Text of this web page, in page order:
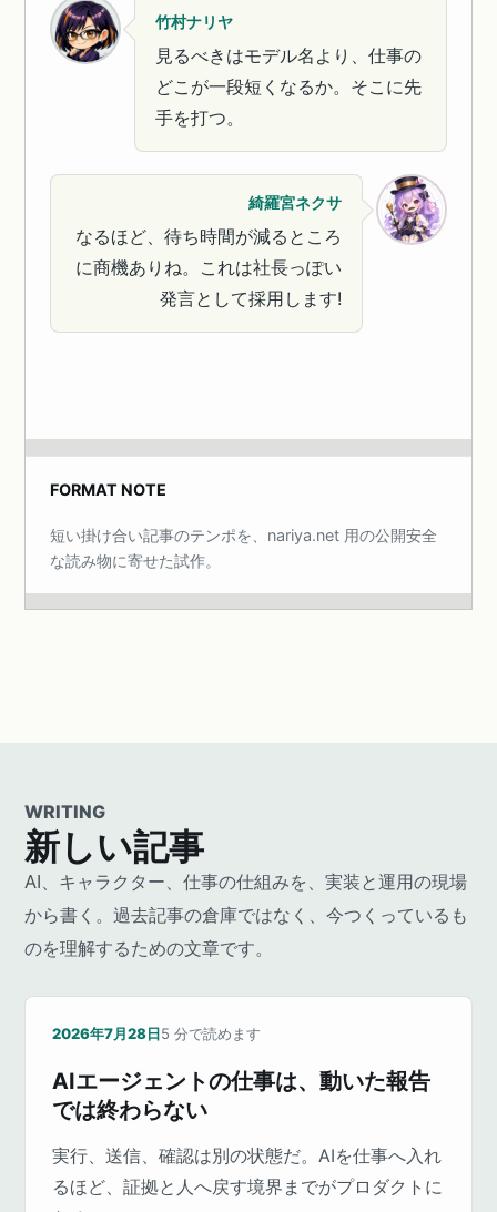
竹村ナリヤ
見るべきはモデル名より、仕事の
どこが一段短くなるか。そこに先
手を打つ。
綺羅宮ネクサ
なるほど、待ち時間が減るところ
に商機ありね。これは社長っぽい
発言として採用します!
FORMAT NOTE
短い掛け合い記事のテンポを、nariya.net 用の公開安全
な読み物に寄せた試作。
WRITING
新しい記事
AI、キャラクター、仕事の仕組みを、実装と運用の現場
から書く。過去記事の倉庫ではなく、今つくっているも
のを理解するための文章です。
2026年7月28日5 分で読めます
AIエージェントの仕事は、動いた報告
では終わらない
実行、送信、確認は別の状態だ。AIを仕事へ入れ
るほど、証拠と人へ戻す境界までがプロダクトに